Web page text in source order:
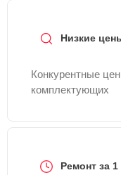
Низкие
Конкурентные
комплектующих
Ремонт за 1